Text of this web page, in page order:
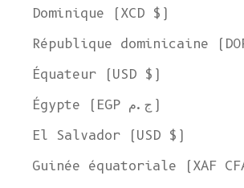
Dominique (XCD $)
République dominicaine
Équateur (USD $)
Égypte (EGP ج.م)
El Salvador (USD $)
Guinée équatoriale (XAF